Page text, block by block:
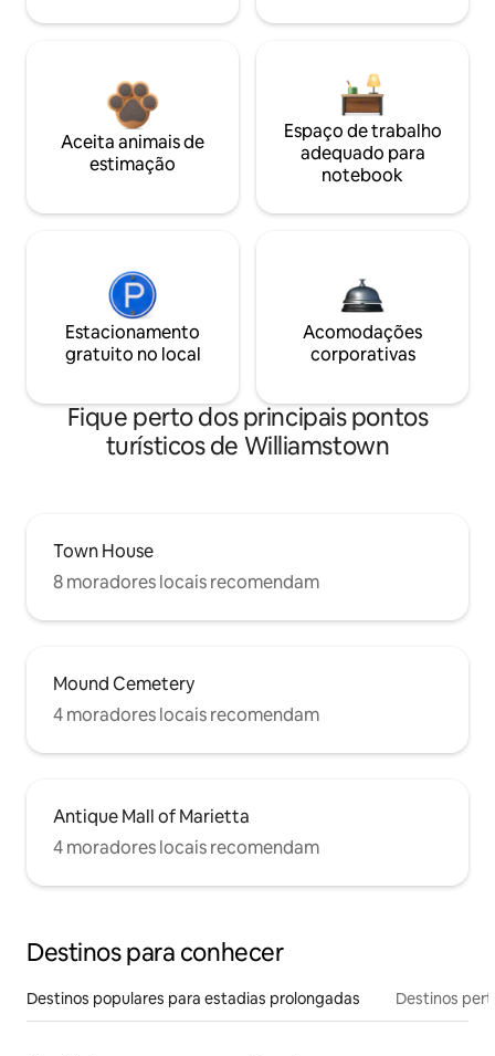
Aceita animais de
estimação
Espaço de trabalho
adequado para
notebook
Estacionamento
gratuito no local
Acomodações
corporativas
Fique perto dos principais pontos
turísticos de Williamstown
Town House
8 moradores locais recomendam
Mound Cemetery
4 moradores locais recomendam
Antique Mall of Marietta
4 moradores locais recomendam
Destinos para conhecer
Destinos populares para estadias prolongadas Destinos